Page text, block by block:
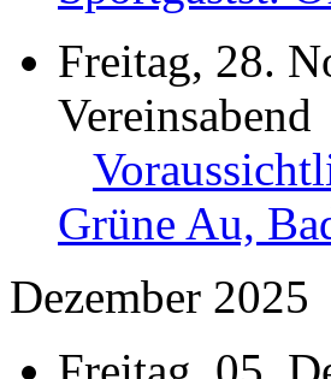
Freitag, 28.
Vereinsabend
Grüne Au,
Dezember 2025